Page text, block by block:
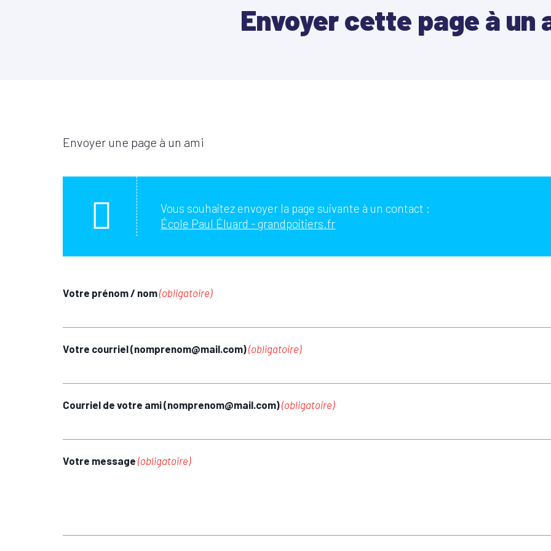
Envoyer cette page à un
Envoyer une page à un ami
Vous souhaitez envoyer la page suivante à un contact :
École Paul Éluard - grandpoitiers.fr
Votre prénom / nom(obligatoire)
Votre courriel (nomprenom@mail.com)(obligatoire)
Courriel de votre ami (nomprenom@mail.com)(obligatoire)
Votre message (obligatoire)